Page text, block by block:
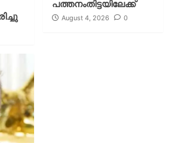
പത്തനംതിട്ടയിലേക്ക്
August 4, 2026 0